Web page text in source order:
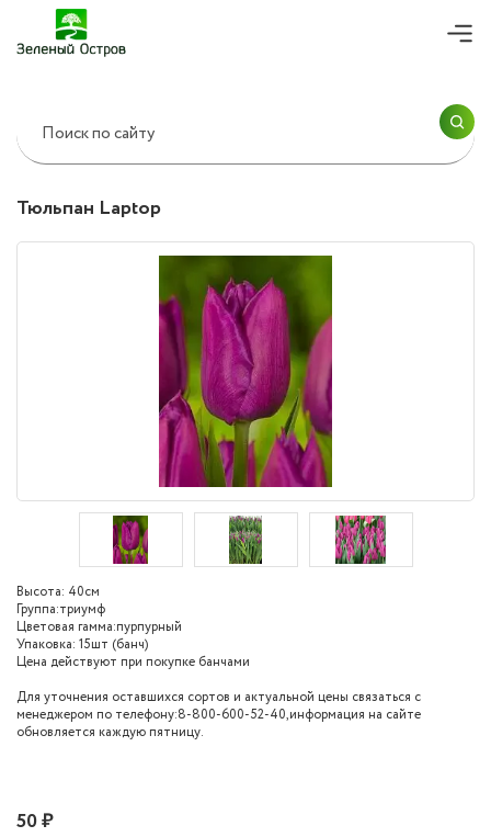
Тюльпан Laptop
Высота: 40см
Группа:триумф
Цветовая гамма:пурпурный
Упаковка: 15шт (банч)
Цена действуют при покупке банчами
Для уточнения оставшихся сортов и актуальной цены связаться с
менеджером по телефону:8-800-600-52-40,информация на сайте
обновляется каждую пятницу.
50 ₽
Согласие на